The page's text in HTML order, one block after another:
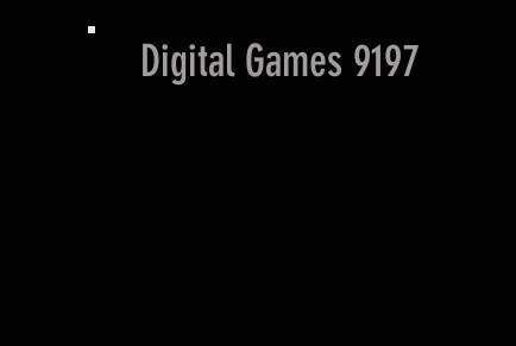
Digital Games 9197